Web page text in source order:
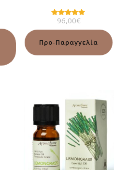
Βαθμολογήθηκε
από 5
96,00€
Προ-Παραγγελία